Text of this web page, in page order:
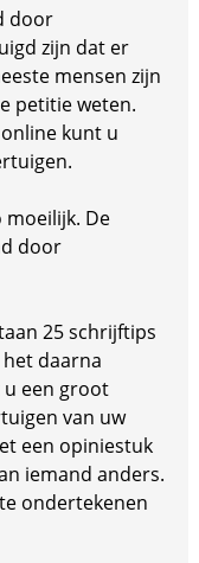
door
zijn dat er
mensen zijn
petitie weten.
kunt u
moeilijk. De
door
25 schrijftips
daarna
een groot
van uw
een opiniestuk
iemand anders.
ondertekenen